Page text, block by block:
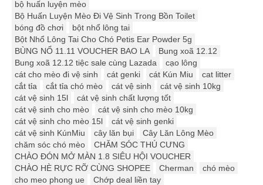
bộ huấn luyện mèo
Bộ Huấn Luyện Mèo Đi Vệ Sinh Trong Bồn Toilet
bóng đồ chơi
bột nhổ lông tai
Bột Nhổ Lông Tai Cho Chó Petis Ear Powder 5g
BÙNG NỔ 11.11 VOUCHER BAO LA
Bung xoã 12.12
Bung xoã 12.12 tiệc sale cùng Lazada
cạo lông
cát cho mèo đi vệ sinh
cát genki cát Kún Miu
cat litter
cắt tỉa
cắt tỉa chó mèo cát vệ sinh
cát vệ sinh 10kg
cát vệ sinh 15l
cát vệ sinh chất lượng tốt
cát vệ sinh cho mèo
cát vệ sinh cho mèo 10kg
cát vệ sinh cho mèo 15l
cát vệ sinh genki
cát vệ sinh KúnMiu
cây lăn bụi
Cây Lăn Lông Mèo
chăm sóc chó mèo
CHĂM SÓC THÚ CƯNG
CHÀO ĐÓN MỞ MÀN 1.8 SIÊU HỘI VOUCHER
CHÀO HÈ RỰC RỠ CÙNG SHOPEE
Cherman
chó mèo
cho meo phong ue
Chớp deal liền tay